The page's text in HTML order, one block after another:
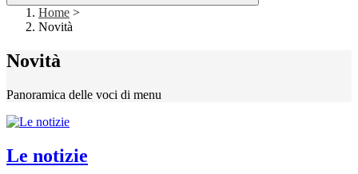
Home >
Novità
Novità
Panoramica delle voci di menu
Le notizie